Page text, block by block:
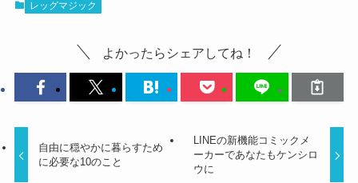
レッグマジック
よかったらシェアしてね！
自由に穏やかに暮らすため
に必要な10のこと
LINEの新機能コミックメ
ーカーであなたもケンシロ
ウに